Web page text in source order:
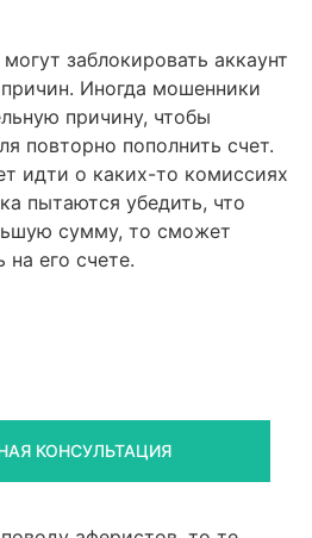
заблокировать аккаунт
Иногда мошенники
причину, чтобы
повторно пополнить счет.
идти о каких-то комиссиях
пытаются убедить, что
сумму, то сможет
на его счете.
КОНСУЛЬТАЦИЯ